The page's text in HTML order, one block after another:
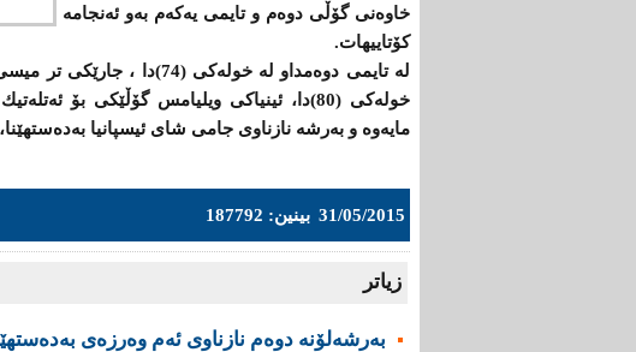
‌خاوه‌نی گۆڵی دوه‌م و تایمی یه‌كه‌م به‌و ئه‌نجامه‌
كۆتاییهات.
له‌ تایمی دوه‌مداو له‌
خوله‌كی (80)دا، ئینیاكی ویلیامس گۆڵێكی بۆ
مایەوە و بەرشە نازناوی جامی شای ئیسپانیا
31/05/2015 بینین: 187792
زیاتر
به‌رشه‌لۆنه‌ دوه‌م نازناوی ئه‌م وه‌رزه‌ی